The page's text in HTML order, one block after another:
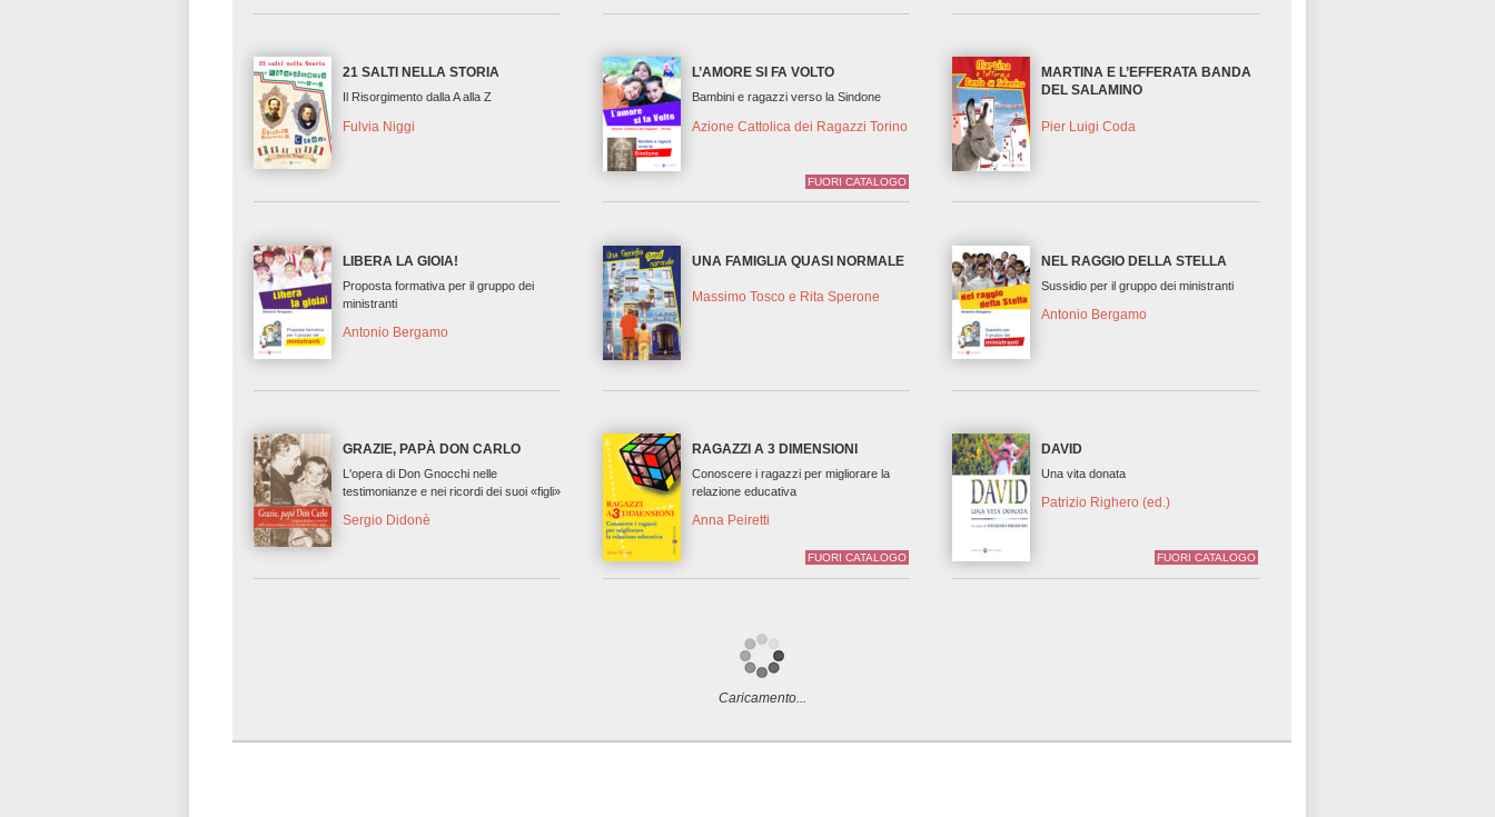
21 SALTI NELLA STORIA
Il Risorgimento dalla A alla Z
Fulvia Niggi
L’AMORE SI FA VOLTO
Bambini e ragazzi verso la Sindone
Azione Cattolica dei Ragazzi Torino
FUORI CATALOGO
MARTINA E L’EFFERATA BANDA
DEL SALAMINO
Pier Luigi Coda
LIBERA LA GIOIA!
Proposta formativa per il gruppo dei
ministranti
Antonio Bergamo
UNA FAMIGLIA QUASI NORMALE
Massimo Tosco e Rita Sperone
NEL RAGGIO DELLA STELLA
Sussidio per il gruppo dei ministranti
Antonio Bergamo
GRAZIE, PAPÀ DON CARLO
L'opera di Don Gnocchi nelle
testimonianze e nei ricordi dei suoi «figli»
Sergio Didonè
RAGAZZI A 3 DIMENSIONI
Conoscere i ragazzi per migliorare la
relazione educativa
Anna Peiretti
FUORI CATALOGO
DAVID
Una vita donata
Patrizio Righero (ed.)
FUORI CATALOGO
Caricamento...